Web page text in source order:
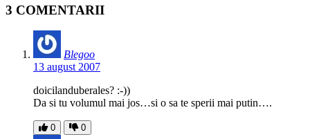
3 COMENTARII
Blegoo
13 august 2007
doicilanduberales? :-))
Da si tu volumul mai jos…si o sa te sperii mai putin….
0 0